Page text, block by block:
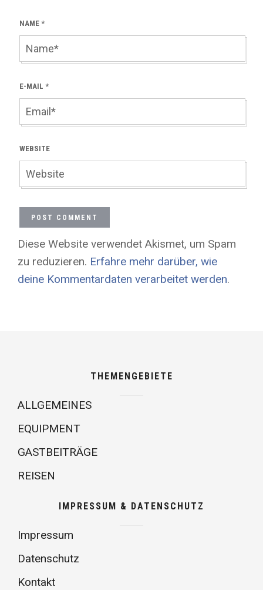
NAME *
E-MAIL *
WEBSITE
Diese Website verwendet Akismet, um Spam
zu reduzieren. Erfahre mehr darüber, wie
deine Kommentardaten verarbeitet werden.
THEMENGEBIETE
ALLGEMEINES
EQUIPMENT
GASTBEITRÄGE
REISEN
IMPRESSUM & DATENSCHUTZ
Impressum
Datenschutz
Kontakt